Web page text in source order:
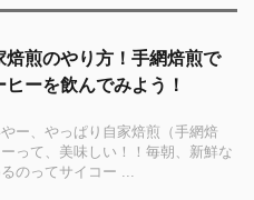
焙煎のやり方！手網焙煎で
ーを飲んでみよう！
ー、やっぱり自家焙煎（手網焙
って、美味しい！！毎朝、新鮮な
のってサイコー ...